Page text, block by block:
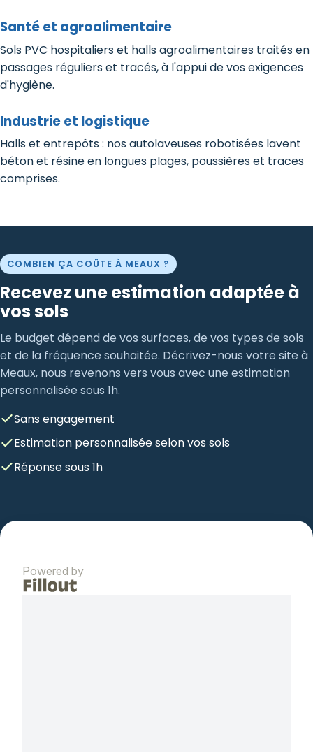
Santé et agroalimentaire
Sols PVC hospitaliers et halls agroalimentaires traités en
passages réguliers et tracés, à l'appui de vos exigences
d'hygiène.
Industrie et logistique
Halls et entrepôts : nos autolaveuses robotisées lavent
béton et résine en longues plages, poussières et traces
comprises.
COMBIEN ÇA COÛTE À MEAUX ?
Recevez une estimation adaptée à
vos sols
Le budget dépend de vos surfaces, de vos types de sols
et de la fréquence souhaitée. Décrivez-nous votre site à
Meaux, nous revenons vers vous avec une estimation
personnalisée sous 1h.
Sans engagement
Estimation personnalisée selon vos sols
Réponse sous 1h